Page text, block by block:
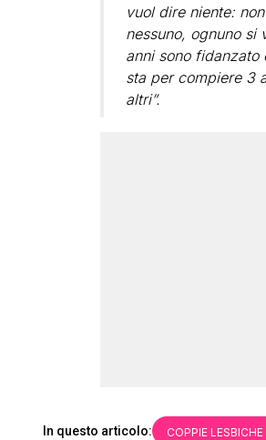
vuol dire niente:
nessuno, ognuno si
anni sono fidanzato
sta per compiere 3
altri”.
In questo articolo: COPPIE